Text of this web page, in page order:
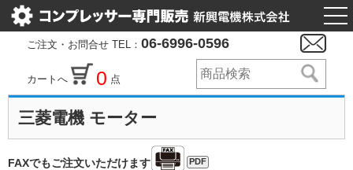
ご注文・お問合せ TEL： 06-6996-0596
カートへ 0 点
三菱電機 モーター
FAXでもご注文いただけます PDF